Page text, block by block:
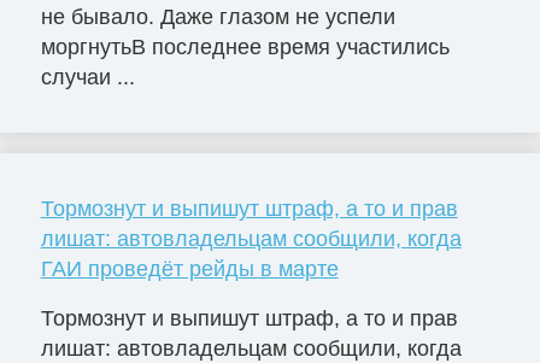
не бывало. Даже глазом не успели
моргнутьВ последнее время участились
случаи ...
Тормознут и выпишут штраф, а то и прав
лишат: автовладельцам сообщили, когда
ГАИ проведёт рейды в марте
Тормознут и выпишут штраф, а то и прав
лишат: автовладельцам сообщили, когда